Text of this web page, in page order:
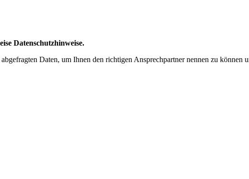
Datenschutzhinweise.
Daten, um Ihnen den richtigen Ansprechpartner nennen zu können